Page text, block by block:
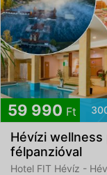
59 990 Ft
Hévízi
félpanzióval
Hotel FIT Hévíz -